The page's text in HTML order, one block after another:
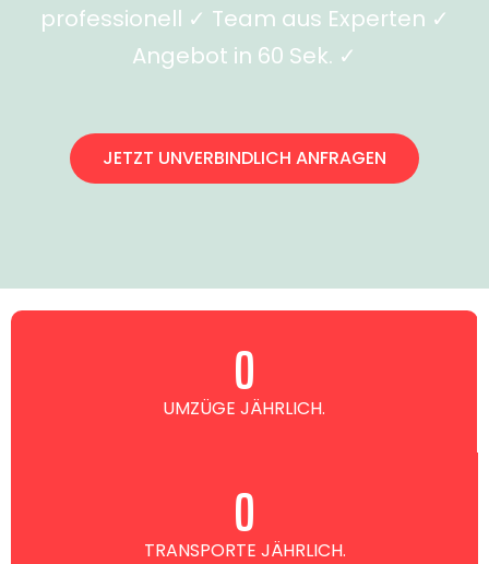
professionell ✓ Team aus Experten ✓
Angebot in 60 Sek. ✓
JETZT UNVERBINDLICH ANFRAGEN
UMZÜGE JÄHRLICH.
0
TRANSPORTE JÄHRLICH.
0